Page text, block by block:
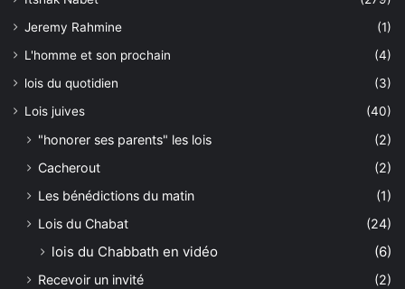
Jeremy Rahmine
(1)
L'homme et son prochain
(4)
lois du quotidien
(3)
Lois juives
(40)
"honorer ses parents" les lois
(2)
Cacherout
(2)
Les bénédictions du matin
(1)
Lois du Chabat
(24)
lois du Chabbath en vidéo (6)
Recevoir un invité (2)